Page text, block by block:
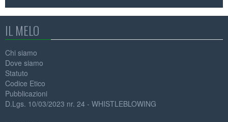
IL MELO
Chi siamo
Dove siamo
Statuto
Codice Etico
Pubblicazioni
D.Lgs. 10/03/2023 nr. 24 - WHISTLEBLOWING